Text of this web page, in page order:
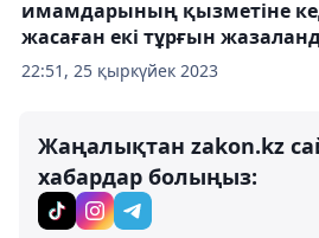
22:51, 25 қыркүйек 2023
имамдарының қызметіне
жасаған екі тұрғын
Жаңалықтан zakon.kz
хабардар болыңыз: